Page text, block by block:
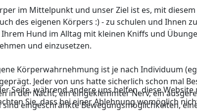
im Mittelpunkt und unser Ziel ist es, mit
des eigenen Körpers :) - zu schulen und Ihnen
Hund im Alltag mit kleinen Kniffs und
und einzusetzen.
Körperwahrnehmung ist je nach Individuum
Jeder von uns hatte sicherlich schon mal
in der Nacht, ein eingeklemmter Nerv, ein
eingeschränkte Bewegungsmöglichkeiten,
Seite, während andere uns helfen, diese
Sie, dass bei einer Ablehnung womöglich